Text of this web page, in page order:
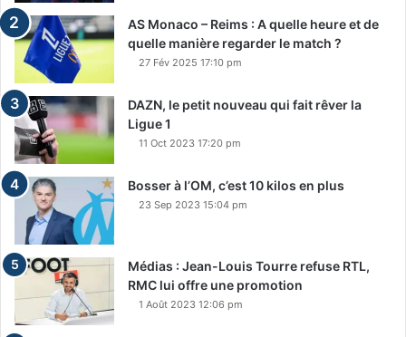
AS Monaco – Reims : A quelle heure et de
quelle manière regarder le match ?
27 Fév 2025 17:10 pm
DAZN, le petit nouveau qui fait rêver la
Ligue 1
11 Oct 2023 17:20 pm
Bosser à l’OM, c’est 10 kilos en plus
23 Sep 2023 15:04 pm
Médias : Jean-Louis Tourre refuse RTL,
RMC lui offre une promotion
1 Août 2023 12:06 pm